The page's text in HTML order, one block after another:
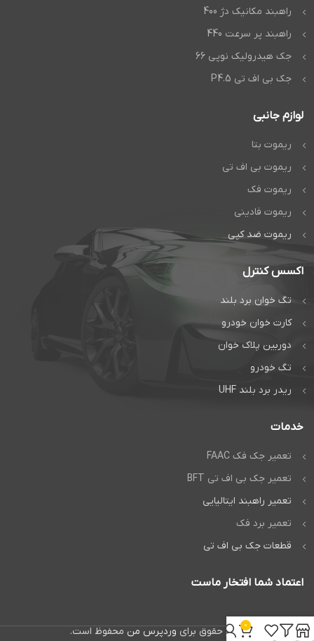
راهبند مکانیک دژ 400
راهبند پر سرعت 440
جک هیدرولیک نوپی 66
جک بی اف تی P4.5
لوازم جانبی
ریموت بتا
ریموت بی اف تی
ریموت فک
ریموت فادینی
ریموت ضد کپی
اکسس کنترل
تگ خوان برد بلند
کارت خوان خودرو
دوربین پلاک خوان
تگ خودرو
ریدر برد بلند UHF
خدمات
تعمیر جک فک FAAC
تعمیر جک بی اف تی BFT
تعمیر راهبند ایتالیایی
تعمیر برد فک
قطعات جک بی اف تی
اعتماد شما افتخار ماست
تمام حقوق برای وردپرس من محفوظ است. 0